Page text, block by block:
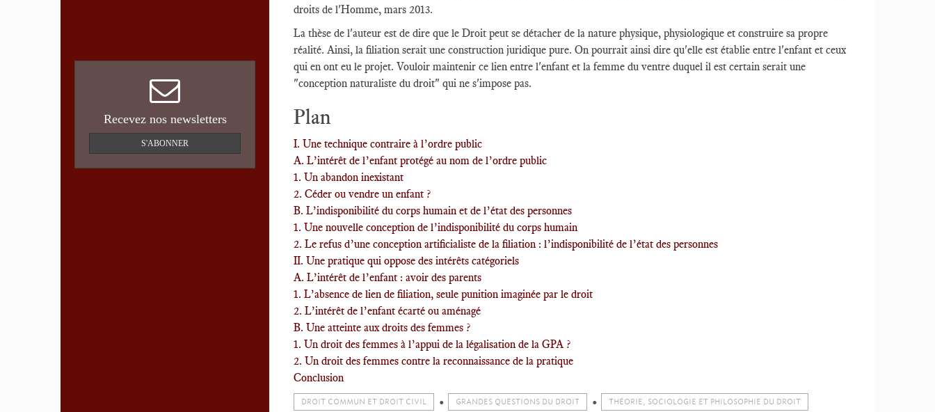
Recevez nos newsletters
S'ABONNER
droits de l'Homme, mars 2013.
La thèse de l'auteur est de dire que le Droit peut se détacher de la nature physique, physiologique et construire sa propre
réalité. Ainsi, la filiation serait une construction juridique pure. On pourrait ainsi dire qu'elle est établie entre l'enfant et ceux
qui en ont eu le projet. Vouloir maintenir ce lien entre l'enfant et la femme du ventre duquel il est certain serait une
"conception naturaliste du droit" qui ne s'impose pas.
Plan
I. Une technique contraire à l’ordre public
A. L’intérêt de l’enfant protégé au nom de l’ordre public
1. Un abandon inexistant
2. Céder ou vendre un enfant ?
B. L’indisponibilité du corps humain et de l’état des personnes
1. Une nouvelle conception de l’indisponibilité du corps humain
2. Le refus d’une conception artificialiste de la filiation : l’indisponibilité de l’état des personnes
II. Une pratique qui oppose des intérêts catégoriels
A. L’intérêt de l’enfant : avoir des parents
1. L’absence de lien de filiation, seule punition imaginée par le droit
2. L’intérêt de l’enfant écarté ou aménagé
B. Une atteinte aux droits des femmes ?
1. Un droit des femmes à l’appui de la légalisation de la GPA ?
2. Un droit des femmes contre la reconnaissance de la pratique
Conclusion
DROIT COMMUN ET DROIT CIVIL GRANDES QUESTIONS DU DROIT THÉORIE, SOCIOLOGIE ET PHILOSOPHIE DU DROIT